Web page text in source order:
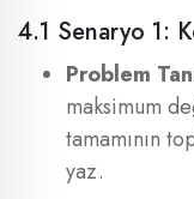
4.1 Senaryo 1:
Problem
maksimum
tamamının
yaz.